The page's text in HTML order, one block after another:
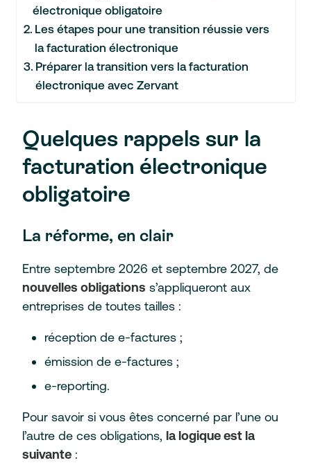
électronique obligatoire
Les étapes pour une transition réussie vers
la facturation électronique
Préparer la transition vers la facturation
électronique avec Zervant
Quelques rappels sur la
facturation électronique
obligatoire
La réforme, en clair
Entre septembre 2026 et septembre 2027, de
nouvelles obligations s’appliqueront aux
entreprises de toutes tailles :
réception de e-factures ;
émission de e-factures ;
e-reporting.
Pour savoir si vous êtes concerné par l’une ou
l’autre de ces obligations, la logique est la
suivante: